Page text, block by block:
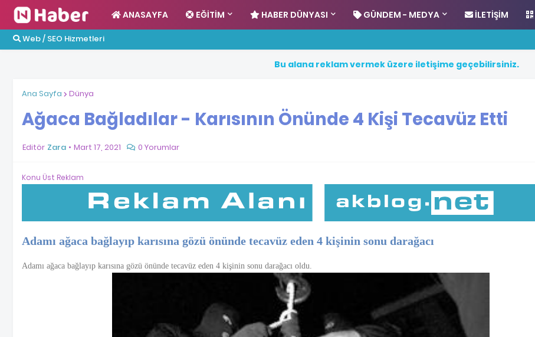
ANASAYFA EĞITIM HABER DÜNYASI GÜNDEM - MEDYA İLETIŞIM
Web / SEO Hizmetleri
Bu alana reklamvermek üzere iletişime geçebilirsiniz.
Ana Sayfa Dünya
Ağaca Bağladılar - Karısının Önünde 4 Kişi Tecavüz Etti
Editör Zara Mart 17, 2021 0 Yorumlar
Konu Üst Reklam
Adamı ağaca bağlayıp karısına gözü önünde tecavüz eden 4 kişinin sonu darağacı
Adamı ağaca bağlayıp karısına gözü önünde tecavüz eden 4 kişinin sonu darağacı oldu.